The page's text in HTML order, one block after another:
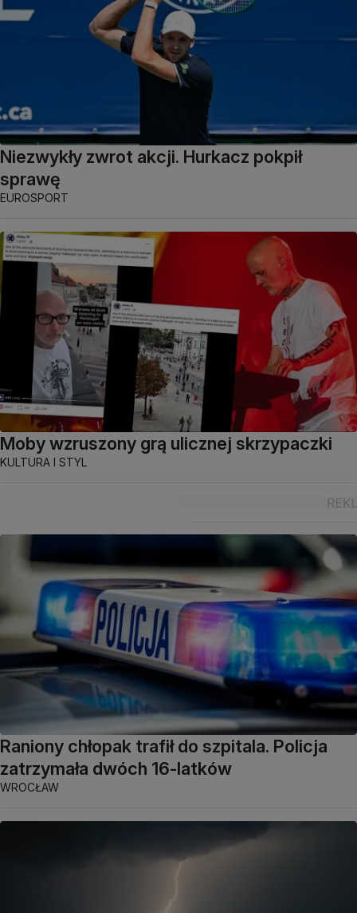
Niezwykły zwrot akcji. Hurkacz pokpił
sprawę
EUROSPORT
Moby wzruszony grą ulicznej skrzypaczki
KULTURA I STYL
Raniony chłopak trafił do szpitala. Policja
zatrzymała dwóch 16-latków
WROCŁAW